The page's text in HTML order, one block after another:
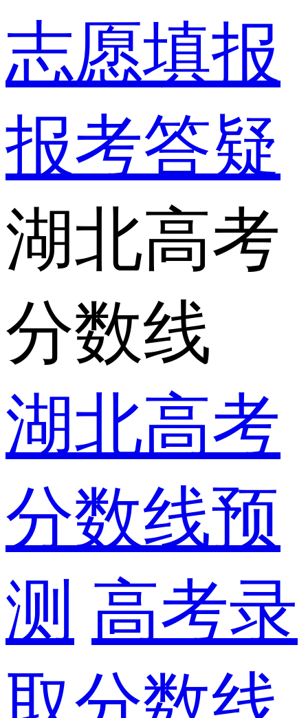
志愿填报
报考答疑
湖北高考
分数线
湖北高考
分数线预
测 高考录